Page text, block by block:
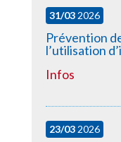
31/032026
Prévention
l’utilisation
Infos
23/032026